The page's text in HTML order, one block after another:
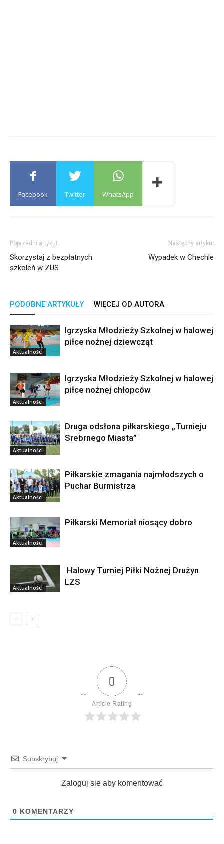
Facebook Twitter WhatsApp
Poprzedni artykuł
Skorzystaj z bezpłatnych
szkoleń w ZUS
Następny artykuł
Wypadek w Chechle
PODOBNE ARTYKUŁY WIĘCEJ OD AUTORA
Aktualności
Igrzyska Młodzieży Szkolnej w halowej
piłce nożnej dziewcząt
Aktualności
Igrzyska Młodzieży Szkolnej w halowej
piłce nożnej chłopców
Aktualności
Druga odsłona piłkarskiego „Turnieju
Srebrnego Miasta”
Aktualności
Piłkarskie zmagania najmłodszych o
Puchar Burmistrza
Aktualności
Piłkarski Memoriał niosący dobro
Aktualności
Halowy Turniej Piłki Nożnej Drużyn
LZS
0
Article Rating
Subskrybuj
Zaloguj sie aby komentować
0 KOMENTARZY